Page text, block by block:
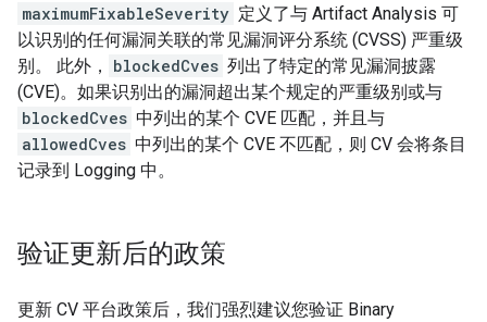
maximumFixableSeverity 定义了与 Artifact Analysis 可
以识别的任何漏洞关联的常见漏洞评分系统 (CVSS) 严重级
别。 此外，
blockedCves 列出了特定的常见漏洞披露
(CVE)。如果识别出的漏洞超出某个规定的严重级别或与
blockedCves 中列出的某个 CVE 匹配，并且与
allowedCves 中列出的某个 CVE 不匹配，则 CV 会将条目
记录到 Logging 中。
验证更新后的政策
更新 CV 平台政策后，我们强烈建议您验证 Binary